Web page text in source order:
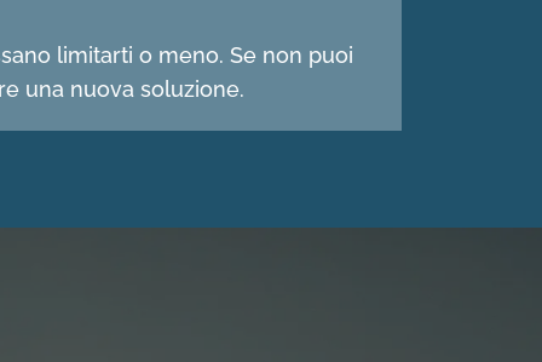
limitarti o meno. Se non puoi
una nuova soluzione.